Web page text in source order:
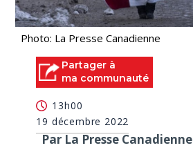
Photo: La Presse Canadienne
Partager à
ma communauté
13h00
19 décembre 2022
Par La Presse Canadienne